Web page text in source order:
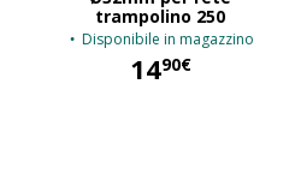
trampolino 250
Disponibile in magazzino
1490€